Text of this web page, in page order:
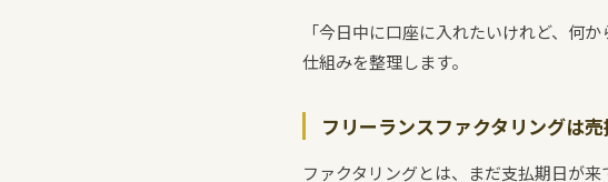
「今日中に口座に入れたいけれど、何
仕組みを整理します。
フリーランスファクタリングは
ファクタリングとは、まだ支払期日が